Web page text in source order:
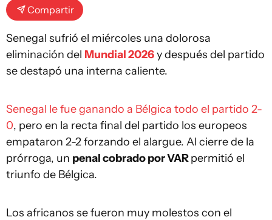
Compartir
Senegal sufrió el miércoles una dolorosa
eliminación del Mundial 2026y después del partido
se destapó una interna caliente.
Senegal le fue ganando a Bélgica todo el partido 2-
0, pero en la recta final del partido los europeos
empataron 2-2 forzando el alargue. Al cierre de la
prórroga, un penal cobrado por VARpermitió el
triunfo de Bélgica.
Los africanos se fueron muy molestos con el